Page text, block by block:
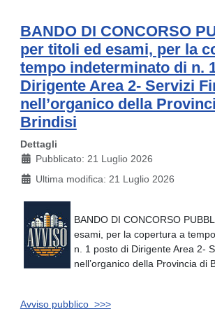
BANDO DI CONCORSO
per titoli ed esami, per la
tempo indeterminato di n.
Dirigente Area 2- Servizi
nell’organico della
Brindisi
Dettagli
Pubblicato: 21 Luglio 2026
Ultima modifica: 21 Luglio 2026
BANDO DI CONCORSO
esami, per la copertura a
n. 1 posto di Dirigente Area 2-
nell’organico della Provincia di
Avviso pubblico >>>